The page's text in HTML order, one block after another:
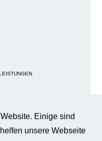
Einige sind
unsere Webseite